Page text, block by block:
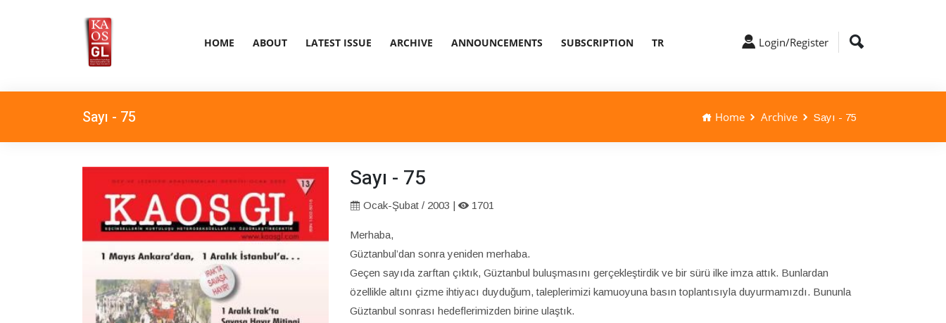
HOME ABOUT LATEST ISSUE ARCHIVE ANNOUNCEMENTS SUBSCRIPTION TR Login/Register
Sayı - 75 Home Archive Sayı - 75
Sayı - 75
Ocak-Şubat / 2003 | 1701
Merhaba,
Güztanbul’dan sonra yeniden merhaba.
Geçen sayıda zarftan çıktık, Güztanbul buluşmasını gerçekleştirdik ve bir sürü ilke imza attık. Bunlardan
özellikle altını çizme ihtiyacı duyduğum, taleplerimizi kamuoyuna basın toplantısıyla duyurmamızdı. Bununla
Güztanbul sonrası hedeflerimizden birine ulaştık.